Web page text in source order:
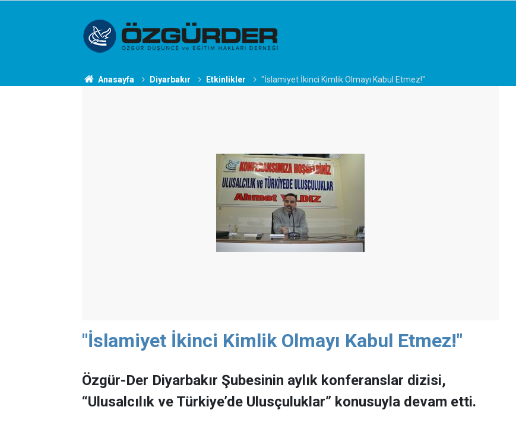
Anasayfa Diyarbakır Etkinlikler "İslamiyet İkinci Kimlik Olmayı Kabul Etmez!"
"İslamiyet İkinci Kimlik Olmayı Kabul Etmez!"
Özgür-Der Diyarbakır Şubesinin aylık konferanslar dizisi,
“Ulusalcılık ve Türkiye’de Ulusçuluklar” konusuyla devam etti.